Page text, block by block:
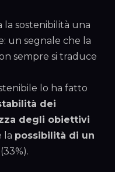
la sostenibilità una
un segnale che la
sempre si traduce
lo ha fatto
dei
degli obiettivi
la possibilità di un